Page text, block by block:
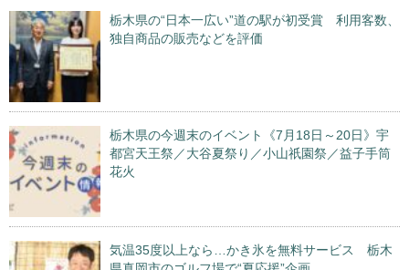
栃木県の“日本一広い”道の駅が初受賞 利用客数、
独自商品の販売などを評価
栃木県の今週末のイベント《7月18日～20日》宇
都宮天王祭／大谷夏祭り／小山祇園祭／益子手筒
花火
気温35度以上なら…かき氷を無料サービス 栃木